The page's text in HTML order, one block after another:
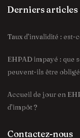
Derniers articles
Taux d’invalidité :
EHPAD impayé : que
peuvent-ils être
Accueil de jour en
d’impôt ?
Contactez-nous